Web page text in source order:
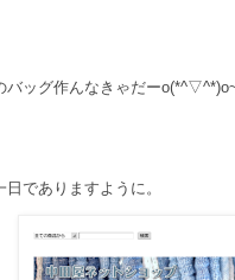
バッグ作んなきゃだー
でありますように。